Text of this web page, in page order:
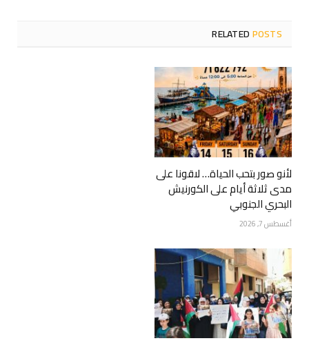
RELATEDPOSTS
لأنو صور بتحب الحياة… لاقونا على
مدى ثلاثة أيام على الكورنيش
البحري الجنوبي
أغسطس 7, 2026